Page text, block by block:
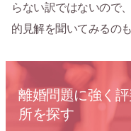
らない訳ではないので
的見解を聞いてみるの
離婚問題に強く
所を探す